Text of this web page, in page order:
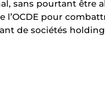
sans pourtant être
pour
de sociétés